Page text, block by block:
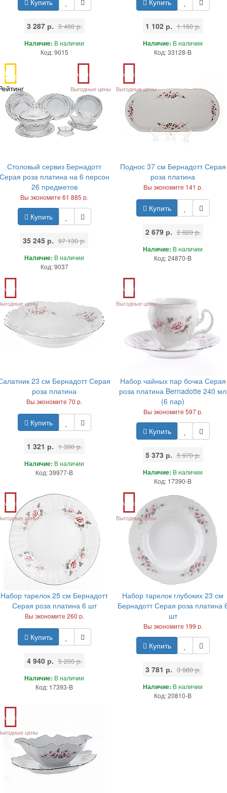
3 287 р. 3 460 р.
Наличие: В наличии
Код: 9015
1 102 р. 1 160 р.
Наличие: В наличии
Код: 33128-B
5 /5 Акция
Выгодные цены
Столовый сервиз Бернадотт
роза платина на 6 персон
26 предметов
Вы экономите 61 885 р.
Купить
35 245 р. 97 130 р.
Наличие: В наличии
Код: 9037
Акция
Выгодные цены
Поднос 37 см Бернадотт Серая
роза платина
Вы экономите 141 р.
Купить
2 679 р. 2 820 р.
Наличие: В наличии
Код: 24870-B
Акция
цены
23 см Бернадотт Серая
роза платина
Вы экономите 70 р.
Купить
1 321 р. 1 390 р.
Наличие: В наличии
Код: 39977-B
Акция
Выгодные цены
Набор чайных пар бочка Серая
роза платина Bernadotte 240 мл
(6 пар)
Вы экономите 597 р.
Купить
5 373 р. 5 970 р.
Наличие: В наличии
Код: 17390-B
Акция
цены
Набор тарелок 25 см Бернадотт
Серая роза платина 6 шт
Вы экономите 260 р.
Купить
4 940 р. 5 200 р.
Наличие: В наличии
Код: 17393-B
Акция
Выгодные цены
Набор тарелок глубоких 23 см
Бернадотт Серая роза платина
шт
Вы экономите 199 р.
Купить
3 781 р. 3 980 р.
Наличие: В наличии
Код: 20810-B
Акция
цены